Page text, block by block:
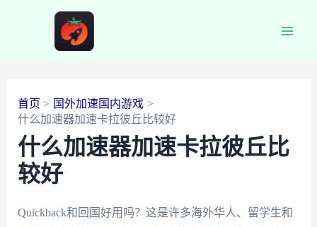
首页
国外加速国内游戏
什么加速器加速卡拉彼丘比较好
什么加速器加速卡拉彼丘比
较好
Quickback和回国好用吗？这是许多海外华人、留学生和